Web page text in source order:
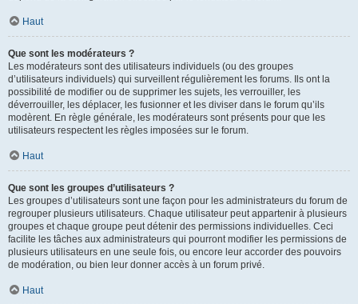
Haut
Que sont les modérateurs ?
Les modérateurs sont des utilisateurs individuels (ou des groupes
d’utilisateurs individuels) qui surveillent régulièrement les forums. Ils ont la
possibilité de modifier ou de supprimer les sujets, les verrouiller, les
déverrouiller, les déplacer, les fusionner et les diviser dans le forum qu’ils
modèrent. En règle générale, les modérateurs sont présents pour que les
utilisateurs respectent les règles imposées sur le forum.
Haut
Que sont les groupes d’utilisateurs ?
Les groupes d’utilisateurs sont une façon pour les administrateurs du forum de
regrouper plusieurs utilisateurs. Chaque utilisateur peut appartenir à plusieurs
groupes et chaque groupe peut détenir des permissions individuelles. Ceci
facilite les tâches aux administrateurs qui pourront modifier les permissions de
plusieurs utilisateurs en une seule fois, ou encore leur accorder des pouvoirs
de modération, ou bien leur donner accès à un forum privé.
Haut